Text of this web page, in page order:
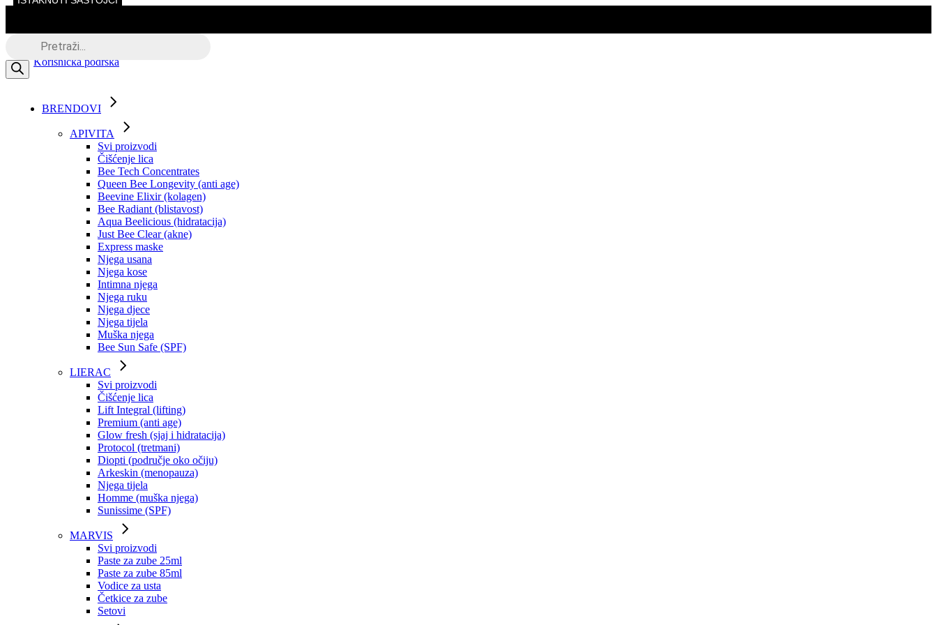
the
Korisnička podrška
BRENDOVI
APIVITA
Svi proizvodi
Čišćenje lica
Bee Tech Concentrates
Queen Bee Longevity (anti age)
Beevine Elixir (kolagen)
Bee Radiant (blistavost)
Aqua Beelicious (hidratacija)
Just Bee Clear (akne)
Express maske
Njega usana
Njega kose
Intimna njega
Njega ruku
Njega djece
Njega tijela
Muška njega
Bee Sun Safe (SPF)
LIERAC
Svi proizvodi
Čišćenje lica
Lift Integral (lifting)
Premium (anti age)
Glow fresh (sjaj i hidratacija)
Protocol (tretmani)
Diopti (područje oko očiju)
Arkeskin (menopauza)
Njega tijela
Homme (muška njega)
Sunissime (SPF)
MARVIS
Svi proizvodi
Paste za zube 25ml
Paste za zube 85ml
Vodice za usta
Četkice za zube
Setovi